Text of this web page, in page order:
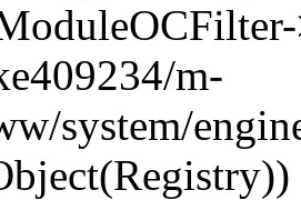
m-
system/